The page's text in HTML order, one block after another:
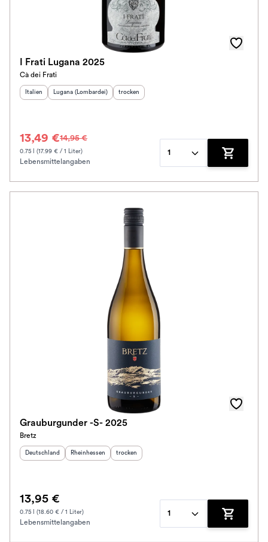
I Frati Lugana 2025
Cà dei Frati
Herkunftsland:
Italien Herkunftsregion:
Lugana (Lombardei) Geschmack
trocken
13,49 €14,95 €
0.75 l (17.99 € / 1 Liter)
Lebensmittelangaben
1
Zum
Grauburgunder -S- 2025
Bretz
Herkunftsland
Deutschland Herkunftsregion :
Rheinhessen Geschmack
trocken
13,95 €
0.75 l (18.60 € / 1 Liter)
Lebensmittelangaben
1
Zum